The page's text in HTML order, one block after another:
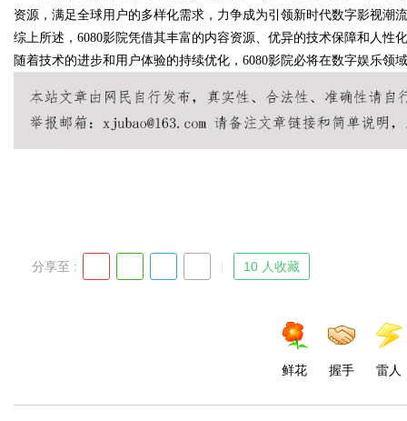
资源，满足全球用户的多样化需求，力争成为引领新时代数字影视潮
综上所述，6080影院凭借其丰富的内容资源、优异的技术保障和人
随着技术的进步和用户体验的持续优化，6080影院必将在数字娱乐领
分享至 : 10 人收藏
鲜花 握手 雷人